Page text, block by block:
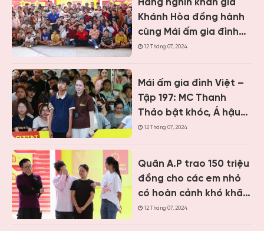
Hàng nghìn khán giả
Khánh Hòa đồng hành
cùng Mái ấm gia đình
Việt, trao hơn 9 tỷ
12 Tháng 07, 2024
Mái ấm gia đình Việt –
Tập 197: MC Thanh
Thảo bật khóc, Á hậu
Vân Nhi và ca sĩ Nguyễn
chăm mẹ bệnh tâm
thần
12 Tháng 07, 2024
Quân A.P trao 150 triệu
đồng cho các em nhỏ
có hoàn cảnh khó khăn
khi ghi hình “Mái ấm gia
12 Tháng 07, 2024